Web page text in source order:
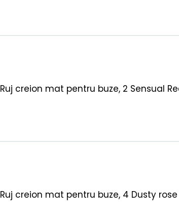
Ruj creion mat pentru buze, 2 Sensual
Ruj creion mat pentru buze, 4 Dusty rose